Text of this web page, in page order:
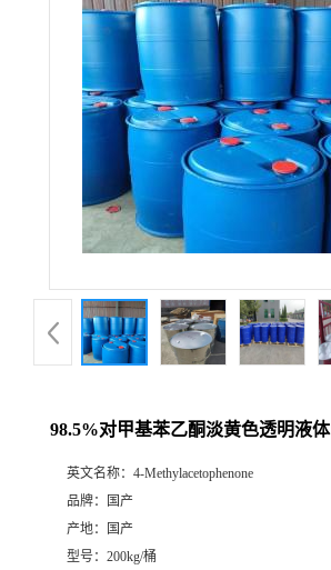
98.5%对甲基苯乙酮淡黄色透明液体
英文名称： 4-Methylacetophenone
品牌：
国产
产地：
国产
型号： 200kg/桶